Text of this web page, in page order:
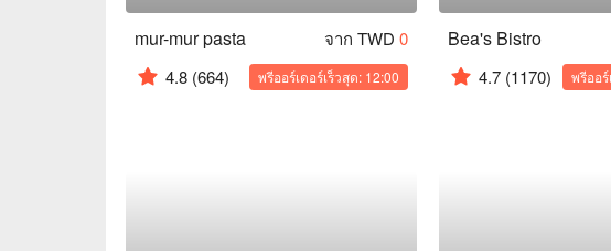
mur-mur pasta จาก TWD 0
4.8 (664) พรีออร์เดอร์เร็วสุด: 12:00
Bea's Bistro
4.7 (1170) พรีออร์